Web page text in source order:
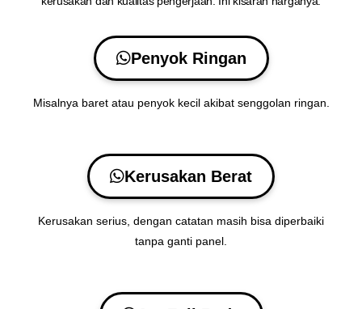
Penyok Ringan
Misalnya baret atau penyok kecil akibat senggolan ringan.
Kerusakan Berat
Kerusakan serius, dengan catatan masih bisa diperbaiki
tanpa ganti panel.